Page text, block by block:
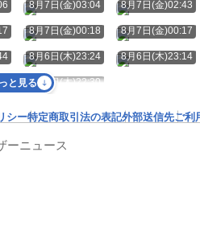
8月7日(金)03:04 8月7日(金)02:43
8月7日(金)00:18 8月7日(金)00:17
8月6日(木)23:24 8月6日(木)23:14
8月6日(木)22:30
と見る
シー特定商取引法の表記外部送信先ご利
ーニュース